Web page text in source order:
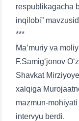
Email
respublikagacha
inqilobi”
***
Ma’muriy va
F.Samig‘jonov
Shavkat
xalqiga
mazmun-mohiyati
intervyu berdi.